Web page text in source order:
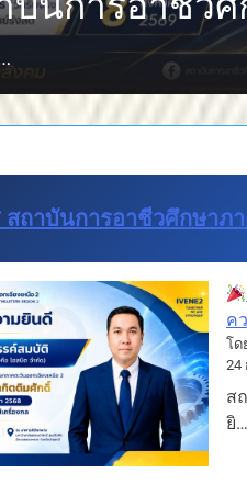
…
สถาบันการอาชีวศึกษาภ
ค
โด
24
ส
ยิ…